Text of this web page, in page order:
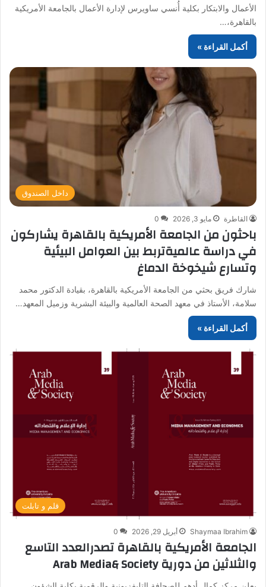
الأعمال والابتكار بكلية أُنسي ساويرس لإدارة الأعمال بالجامعة الأمريكية
بالقاهرة،…
أكمل القراءة »
داخل الصندوق
القاطرة مايو 3, 2026 0
باحثون من الجامعة الأمريكية بالقاهرة يشاركون
في دراسة عالميةتربط بين العوامل البيئية
وتسارع شيخوخة الدماغ
شارك فريق بحثي من الجامعة الأمريكية بالقاهرة، بقيادة الدكتور محمد
سلامة، الأستاذ في معهد الصحة العالمية والبيئة البشرية وزميل المعهد…
أكمل القراءة »
قلم و تابلت
Shaymaa Ibrahim أبريل 29, 2026 0
الجامعة الأمريكية بالقاهرة تصدرالعدد التاسع
والثلاثين من دورية Arab Media& Society